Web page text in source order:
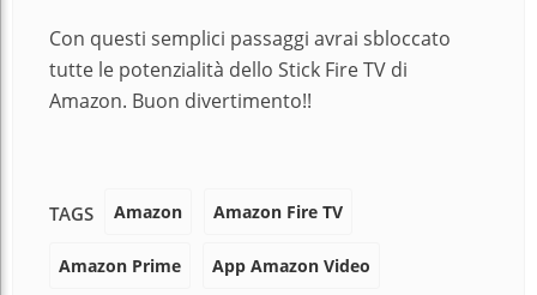
Con questi semplici passaggi avrai sbloccato
tutte le potenzialità dello Stick Fire TV di
Amazon. Buon divertimento!!
TAGS Amazon Amazon Fire TV
Amazon Prime App Amazon Video